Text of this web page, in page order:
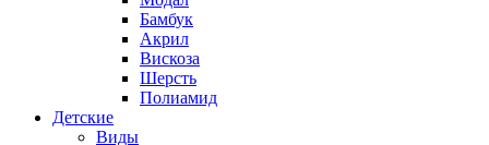
Бамбук
Акрил
Вискоза
Шерсть
Полиамид
Детские
Виды